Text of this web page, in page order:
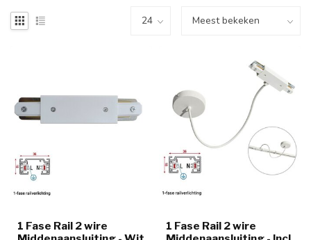
1 Fase Rail 2 wire
1 Fase Rail 2 wire